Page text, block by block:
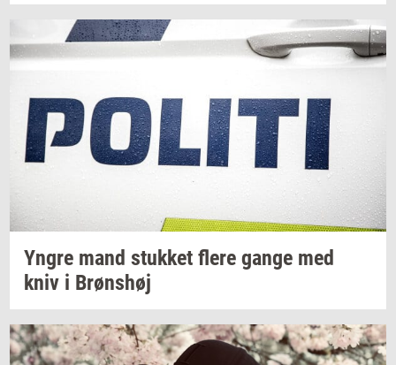
Yngre mand stuk­ket flere gange med
kniv i Brøns­høj